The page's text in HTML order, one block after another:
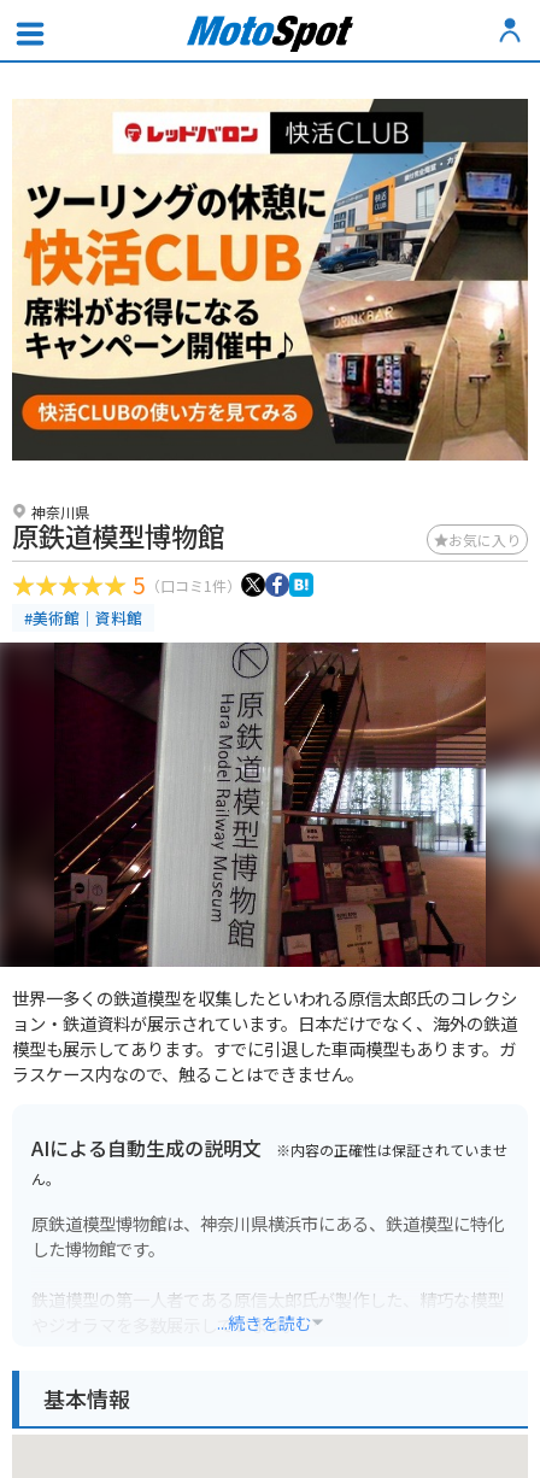
神奈川県
原鉄道模型博物館 お気に入り
5 （口コミ1件）
#美術館｜資料館
世界一多くの鉄道模型を収集したといわれる原信太郎氏のコレクシ
ョン・鉄道資料が展示されています。日本だけでなく、海外の鉄道
模型も展示してあります。すでに引退した車両模型もあります。ガ
ラスケース内なので、触ることはできません。
AIによる自動生成の説明文 ※内容の正確性は保証されていませ
ん。
原鉄道模型博物館は、神奈川県横浜市にある、鉄道模型に特化
した博物館です。
鉄道模型の第一人者である原信太郎氏が製作した、精巧な模型
やジオラマを多数展示しています。
す。
...続きを読む
基本情報